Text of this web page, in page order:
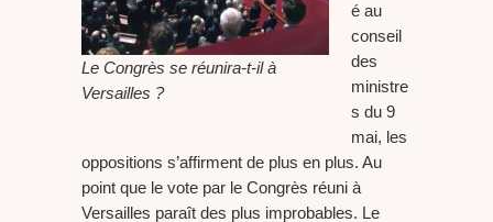
Le Congrès se réunira-t-il à
Versailles ?
é au
conseil
des
ministre
s du 9
mai, les
oppositions s’affirment de plus en plus. Au
point que le vote par le Congrès réuni à
Versailles paraît des plus improbables. Le